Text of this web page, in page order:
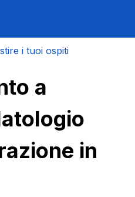
i tuoi ospiti
a
in